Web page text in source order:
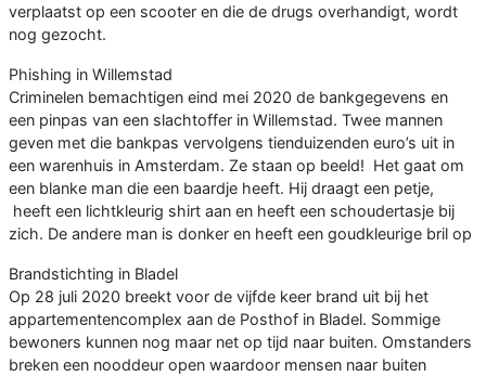
verplaatst op een scooter en die de drugs overhandigt, wordt
nog gezocht.
Phishing in Willemstad
Criminelen bemachtigen eind mei 2020 de bankgegevens en
een pinpas van een slachtoffer in Willemstad. Twee mannen
geven met die bankpas vervolgens tienduizenden euro’s uit in
een warenhuis in Amsterdam. Ze staan op beeld! Het gaat om
een blanke man die een baardje heeft. Hij draagt een petje,
heeft een lichtkleurig shirt aan en heeft een schoudertasje bij
zich. De andere man is donker en heeft een goudkleurige bril op
Brandstichting in Bladel
Op 28 juli 2020 breekt voor de vijfde keer brand uit bij het
appartementencomplex aan de Posthof in Bladel. Sommige
bewoners kunnen nog maar net op tijd naar buiten. Omstanders
breken een nooddeur open waardoor mensen naar buiten